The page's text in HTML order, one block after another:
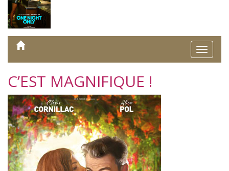
Toggle
C’EST MAGNIFIQUE !